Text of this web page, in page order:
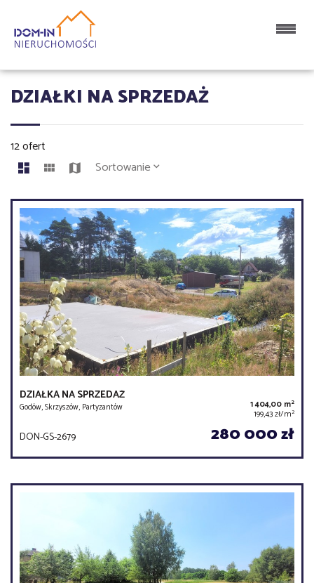
DZIAŁKI NA SPRZEDAŻ
12 ofert
Sortowanie
DZIAŁKA NA SPRZEDAŻ
Godów, Skrzyszów, Partyzantów 1 404,00 m2
199,43 zł/m2
DON-GS-2679 280 000 zł